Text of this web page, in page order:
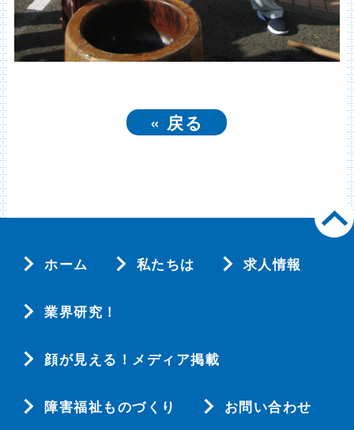
« 戻る
ホーム 私たちは 求人情報
業界研究！
顔が見える！メディア掲載
障害福祉ものづくり お問い合わせ